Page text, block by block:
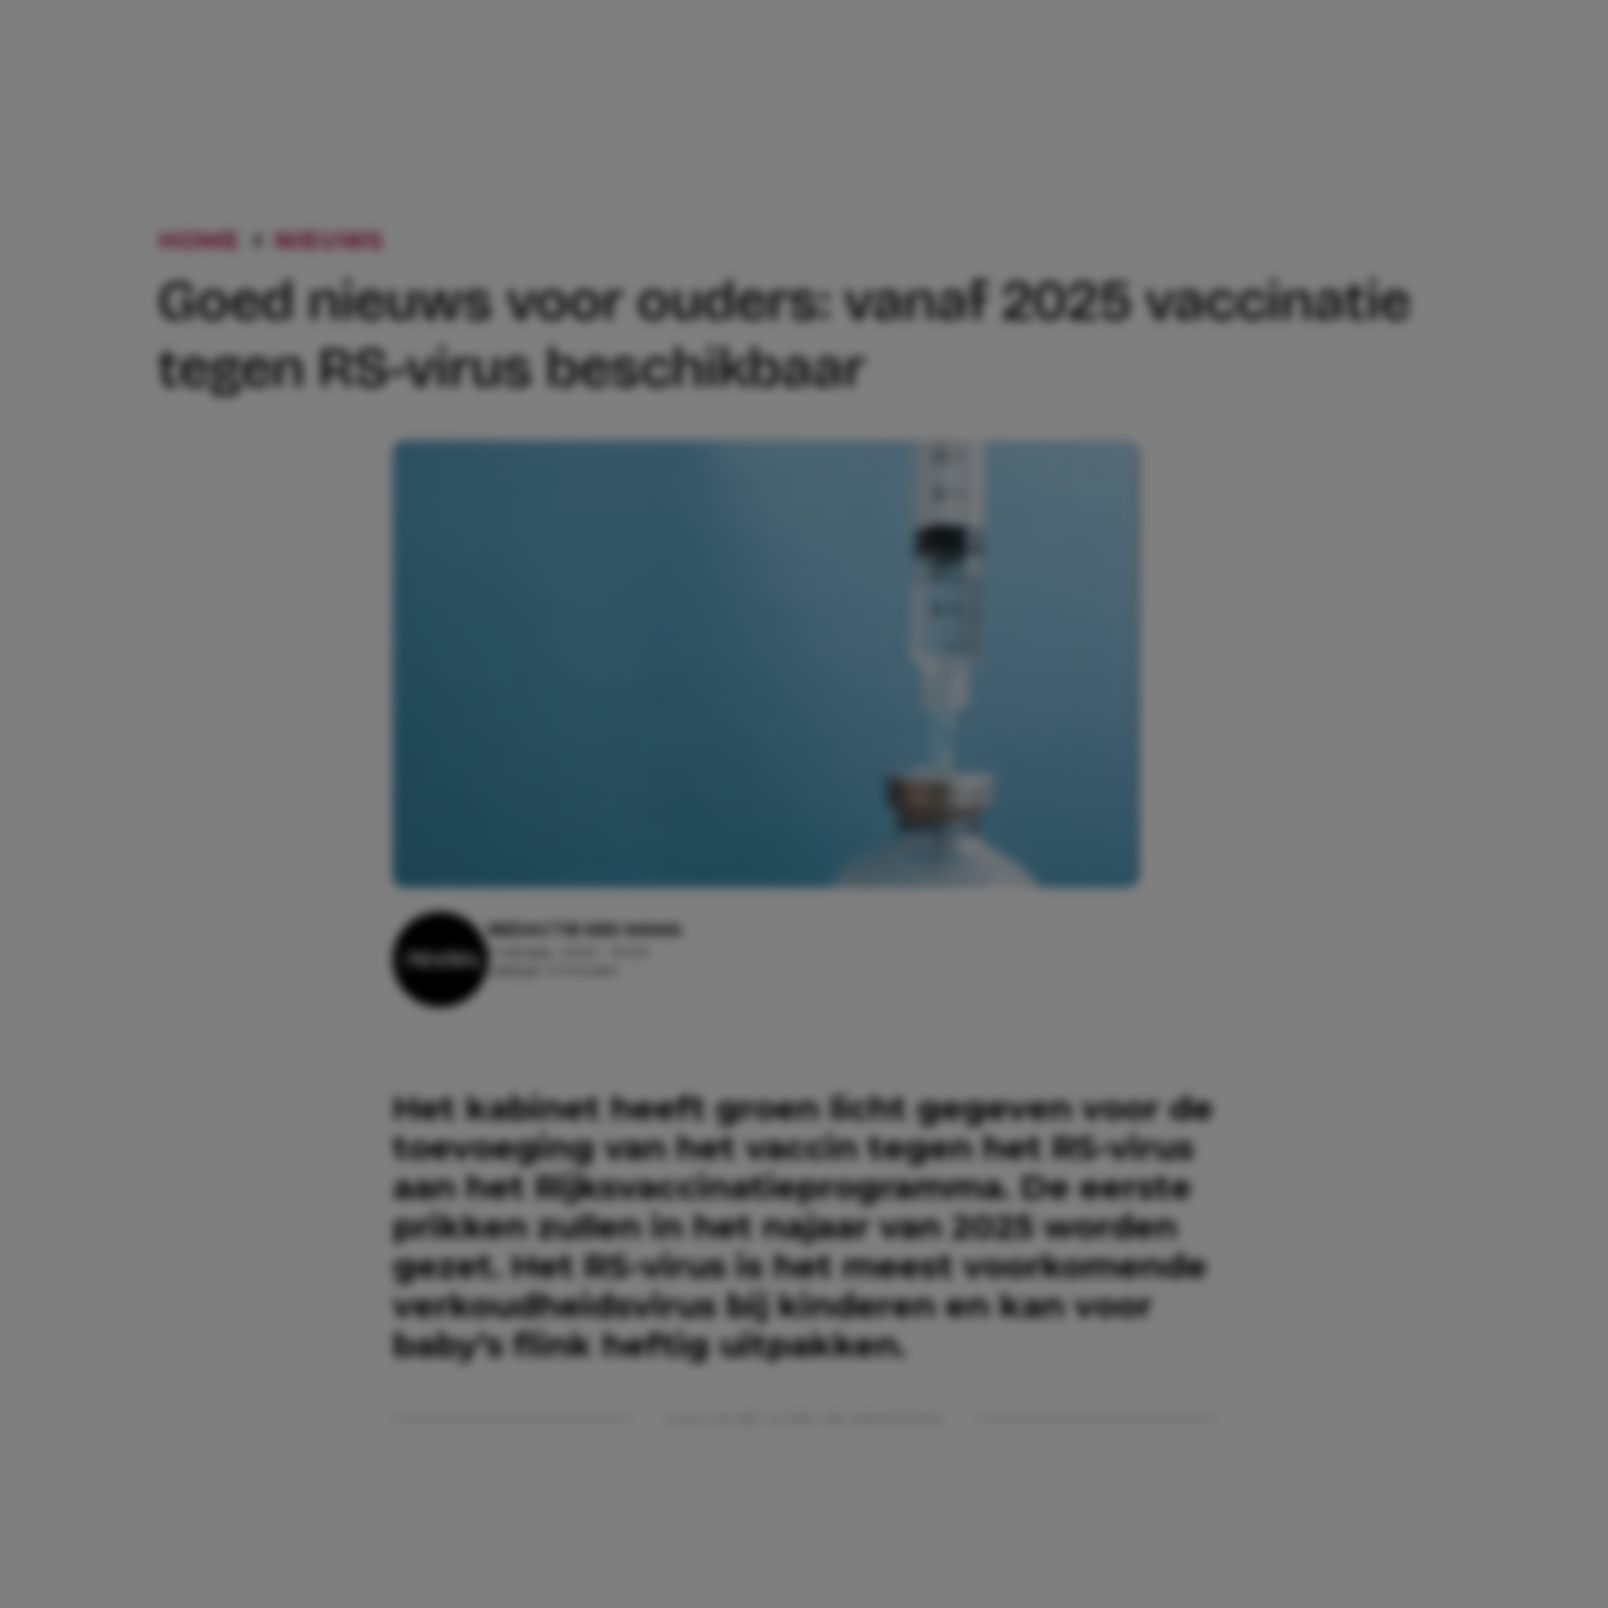
HOME NIEUWS
Goed nieuws voor ouders: vanaf 2025 vaccinatie
tegen RS-virus beschikbaar
REDACTIE KEK MAMA
Het kabinet heeft groen licht gegeven voor de
toevoeging van het vaccin tegen het RS-virus
aan het Rijksvaccinatieprogramma. De eerste
prikken zullen in het najaar van 2025 worden
gezet. Het RS-virus is het meest voorkomende
verkoudheidsvirus bij kinderen en kan voor
baby’s flink heftig uitpakken.